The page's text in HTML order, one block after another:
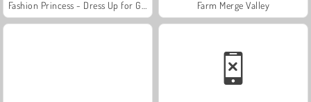
Farm Merge Valley